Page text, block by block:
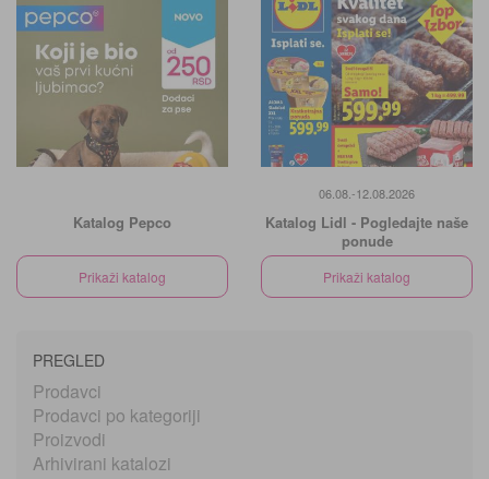
Katalog Pepco
Prikaži katalog
06.08.-12.08.2026
Katalog Lidl - Pogledajte naše
ponude
Prikaži katalog
PREGLED
Prodavci
Prodavci po kategoriji
Proizvodi
Arhivirani katalozi